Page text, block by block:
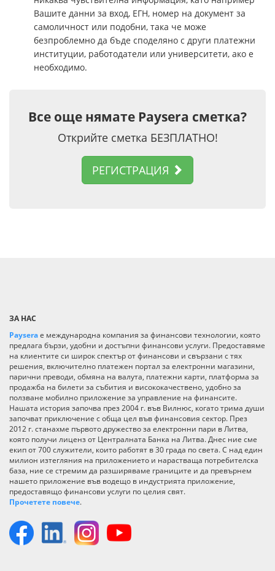
Вашите данни за вход, ЕГН, номер на документ за
самоличност или подобни, така че може
безпроблемно да бъде споделяно с други платежни
институции, работодатели или университети, ако е
необходимо.
Все още нямате Paysera сметка?
Открийте сметка БЕЗПЛАТНО!
РЕГИСТРАЦИЯ
ЗА НАС
Payseraе международна компания за финансови технологии, която
предлага бързи, удобни и достъпни финансови услуги. Предоставяме
на клиентите си широк спектър от финансови и свързани с тях
решения, включително платежен портал за електронни магазини,
парични преводи, обмяна на валута, платежни карти, платформа за
продажба на билети за събития и висококачествено, удобно за
ползване мобилно приложение за управление на финансите.
Нашата история започва през 2004 г. във Вилнюс, когато трима души
започват приключение с обща цел във финансовия сектор. През
2012 г. станахме първото дружество за електронни пари в Литва,
която получи лиценз от Централната Банка на Литва. Днес ние сме
екип от 700 служители, които работят в 30 града по света. С над един
милион изтегляния на приложението и нарастваща потребителска
база, ние се стремим да разширяваме границите и да превърнем
нашето приложение във водещо в индустрията приложение,
предоставящо финансови услуги по целия свят.
Прочетете повече.